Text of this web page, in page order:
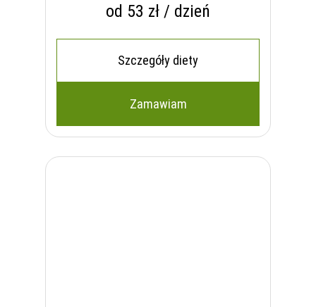
od 53 zł / dzień
Szczegóły diety
Zamawiam